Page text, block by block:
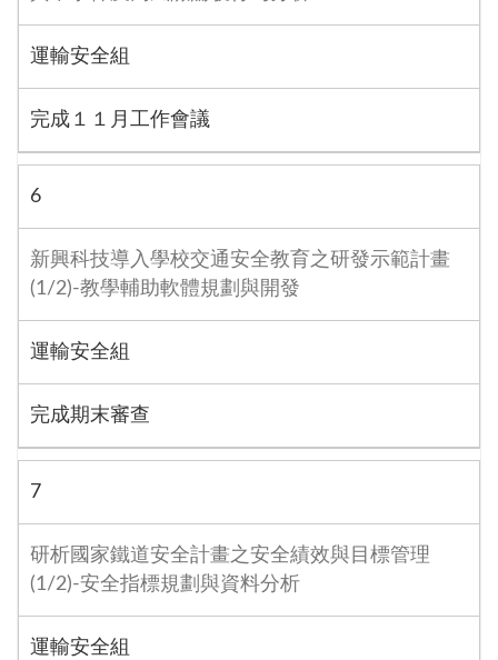
運輸安全組
完成１１月工作會議
6
新興科技導入學校交通安全教育之研發示範計畫
(1/2)-教學輔助軟體規劃與開發
運輸安全組
完成期末審查
7
研析國家鐵道安全計畫之安全績效與目標管理
(1/2)-安全指標規劃與資料分析
運輸安全組